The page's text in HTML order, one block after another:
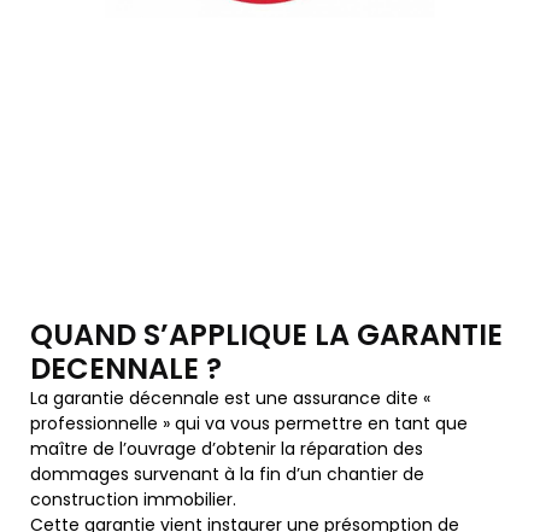
QUAND S’APPLIQUE LA GARANTIE
DECENNALE ?
La garantie décennale est une assurance dite «
professionnelle » qui va vous permettre en tant que
maître de l’ouvrage d’obtenir la réparation des
dommages survenant à la fin d’un chantier de
construction immobilier.
Cette garantie vient instaurer une présomption de